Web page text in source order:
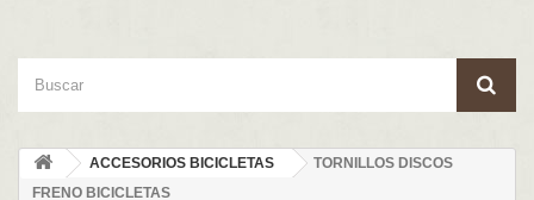
ACCESORIOS BICICLETAS
TORNILLOS DISCOS
FRENO BICICLETAS